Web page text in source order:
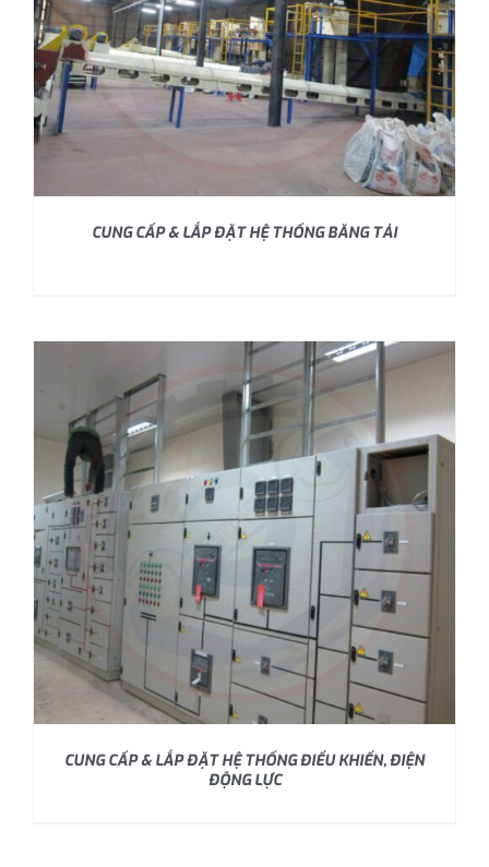
CUNG CẤP & LẮP ĐẶT HỆ THỐNG BĂNG TẢI
CUNG CẤP & LẮP ĐẶT HỆ THỐNG ĐIỂU KHIỂN, ĐIỆN
ĐỘNG LỰC